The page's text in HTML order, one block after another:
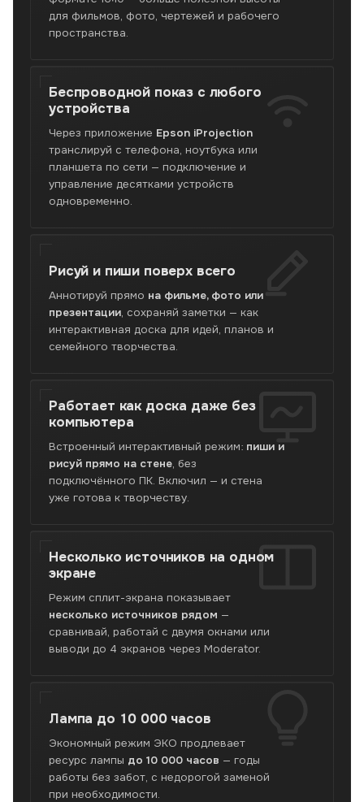
для фильмов, фото, чертежей и рабочего
пространства.
Беспроводной показ с любого
устройства
Через приложение Epson iProjection
транслируй с телефона, ноутбука или
планшета по сети — подключение и
управление десятками устройств
одновременно.
Рисуй и пиши поверх всего
Аннотируй прямо на фильме, фото или
презентации, сохраняй заметки — как
интерактивная доска для идей, планов и
семейного творчества.
Работает как доска даже без
компьютера
Встроенный интерактивный режим: пиши и
рисуй прямо на стене, без
подключённого ПК. Включил — и стена
уже готова к творчеству.
Несколько источников на одном
экране
Режим сплит-экрана показывает
несколько источников рядом —
сравнивай, работай с двумя окнами или
выводи до 4 экранов через Moderator.
Лампа до 10 000 часов
Экономный режим ЭКО продлевает
ресурс лампы до 10 000 часов — годы
работы без забот, с недорогой заменой
при необходимости.